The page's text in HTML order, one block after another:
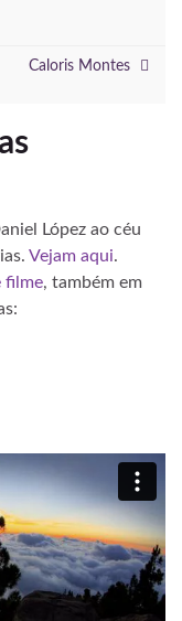
Caloris Montes
López ao céu
Vejam aqui
filme , também em